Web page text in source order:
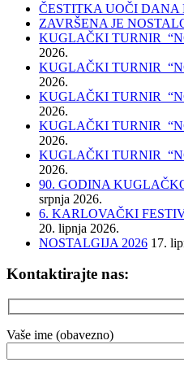
ČESTITKA UOČI DANA
ZAVRŠENA JE
KUGLAČKI TURNIR
2026.
KUGLAČKI TURNIR
2026.
KUGLAČKI TURNIR
2026.
KUGLAČKI TURNIR
2026.
KUGLAČKI TURNIR
2026.
90. GODINA
srpnja 2026.
6. KARLOVAČKI
20. lipnja 2026.
NOSTALGIJA 2026 17.
Kontaktirajte nas:
Vaše ime (obavezno)